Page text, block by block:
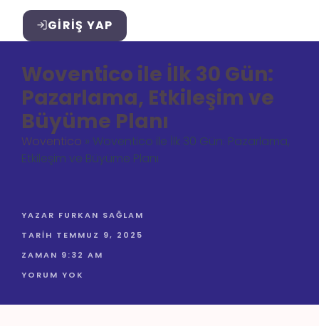
GIRIŞ YAP
Woventico ile İlk 30 Gün:
Pazarlama, Etkileşim ve
Büyüme Planı
Woventico » Woventico ile İlk 30 Gün: Pazarlama,
Etkileşim ve Büyüme Planı
YAZAR FURKAN SAĞLAM
TARIH TEMMUZ 9, 2025
ZAMAN 9:32 AM
YORUM YOK